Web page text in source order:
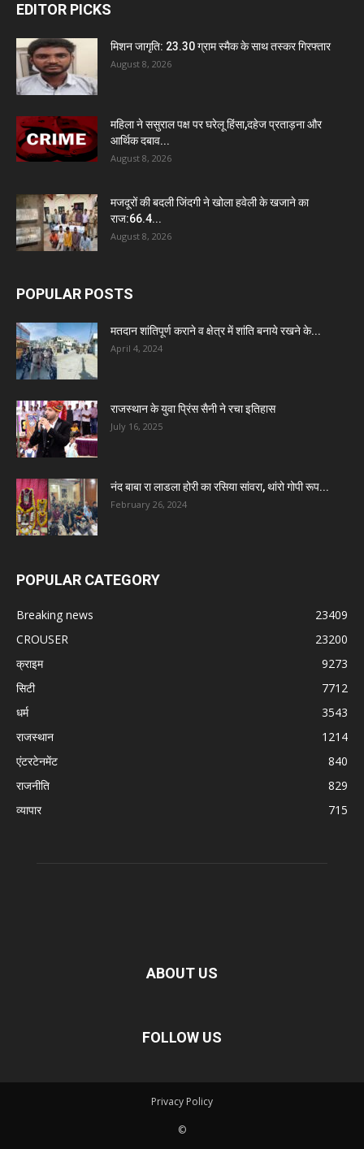
EDITOR PICKS
मिशन जागृति: 23.30 ग्राम स्मैक के साथ तस्कर गिरफ्तार
August 8, 2026
महिला ने ससुराल पक्ष पर घरेलू हिंसा,दहेज प्रताड़ना और
आर्थिक दबाव...
August 8, 2026
मजदूरों की बदली जिंदगी ने खोला हवेली के खजाने का
राज:66.4...
August 8, 2026
POPULAR POSTS
मतदान शांतिपूर्ण कराने व क्षेत्र में शांति बनाये रखने के...
April 4, 2024
राजस्थान के युवा प्रिंस सैनी ने रचा इतिहास
July 16, 2025
नंद बाबा रा लाडला होरी का रसिया सांवरा, थांरो गोपी रूप...
February 26, 2024
POPULAR CATEGORY
Breaking news
23409
CROUSER
23200
क्राइम
9273
सिटी
7712
धर्म
3543
राजस्थान
1214
एंटरटेनमेंट
840
राजनीति
829
व्यापार
715
ABOUT US
FOLLOW US
Privacy Policy
©